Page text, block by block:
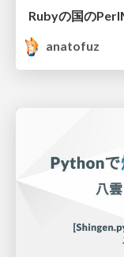
Rubyの国の
anatofuz